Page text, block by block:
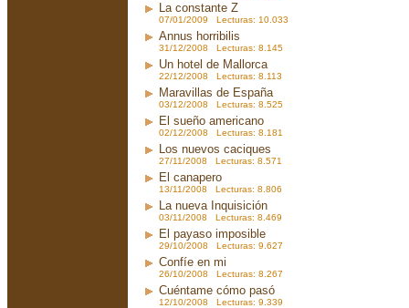
La constante Z
07/01/2009 Lecturas: 10.033
Annus horribilis
31/12/2008 Lecturas: 8.145
Un hotel de Mallorca
22/12/2008 Lecturas: 8.113
Maravillas de España
03/12/2008 Lecturas: 8.525
El sueño americano
02/12/2008 Lecturas: 8.181
Los nuevos caciques
27/11/2008 Lecturas: 8.571
El canapero
13/11/2008 Lecturas: 8.806
La nueva Inquisición
03/11/2008 Lecturas: 8.469
El payaso imposible
29/10/2008 Lecturas: 9.627
Confíe en mi
26/10/2008 Lecturas: 8.267
Cuéntame cómo pasó
12/10/2008 Lecturas: 9.339